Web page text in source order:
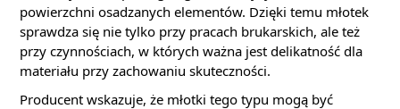
powierzchni osadzanych elementów. Dzięki temu młotek
sprawdza się nie tylko przy pracach brukarskich, ale też
przy czynnościach, w których ważna jest delikatność dla
materiału przy zachowaniu skuteczności.
Producent wskazuje, że młotki tego typu mogą być